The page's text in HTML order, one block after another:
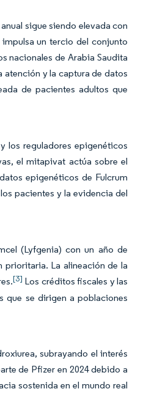
sigue siendo elevada con
un tercio del conjunto
nacionales de Arabia Saudita
atención y la captura de datos
de pacientes adultos que
los reguladores epigenéticos
el mitapivat actúa sobre el
epigenéticos de Fulcrum
pacientes y la evidencia del
(Lyfgenia) con un año de
prioritaria. La alineación de la
[3] Los créditos fiscales y las
que se dirigen a poblaciones
subrayando el interés
de Pfizer en 2024 debido a
sostenida en el mundo real